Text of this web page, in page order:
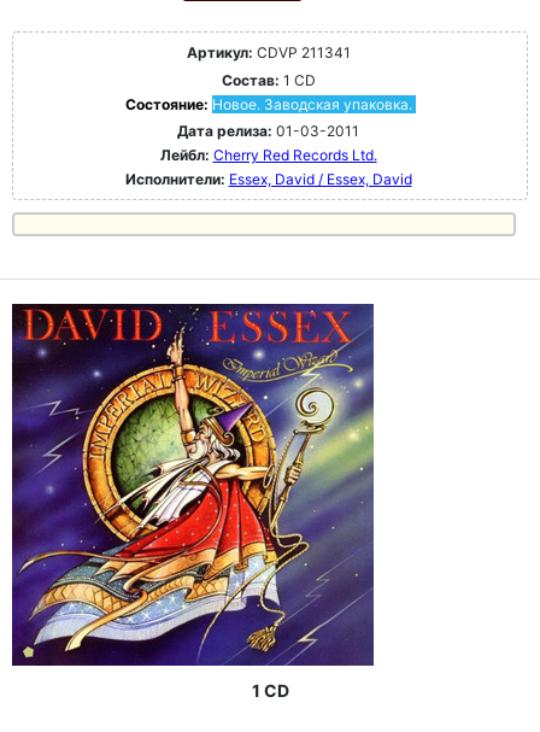
Артикул: CDVP 211341
Состав: 1 CD
Состояние: Новое. Заводская упаковка.
Дата релиза: 01-03-2011
Лейбл: Cherry Red Records Ltd.
Исполнители: Essex, David / Essex, David
1 CD